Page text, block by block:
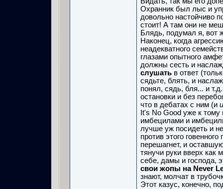
Охранник был лыс и
довольно настойчиво
стоит! А там они не
Блядь, подумал я, вот
Наконец, когда
неадекватного
глазами опытного
должны сесть и
слушатьв ответ
сядьте, блять, и
понял, сядь, бля... и
остановки и без
что в дебатах с ним (и
It's No Good уже к
имбецилами и
лучше уж посидеть и
против этого
перешагнет, и
тянучи руки вверх как
себе, дамы и господа,
свои жопы на Never
знают, молчат в
Этот казус, конечно,